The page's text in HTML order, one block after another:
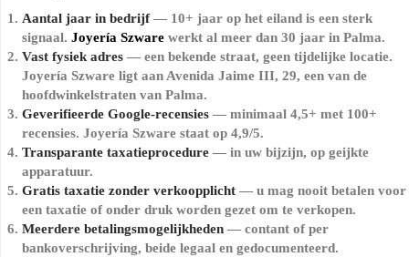
Aantal jaar in bedrijf— 10+ jaar op het eiland is een sterk
signaal. Joyería Szwarewerkt al meer dan 30 jaar in Palma.
Vast fysiek adres— een bekende straat, geen tijdelijke locatie.
Joyería Szware ligt aan Avenida Jaime III, 29, een van de
hoofdwinkelstraten van Palma.
Geverifieerde Google-recensies— minimaal 4,5+ met 100+
recensies. Joyería Szware staat op 4,9/5.
Transparante taxatieprocedure— in uw bijzijn, op geijkte
apparatuur.
Gratis taxatie zonder verkoopplicht— u mag nooit betalen voor
een taxatie of onder druk worden gezet om te verkopen.
Meerdere betalingsmogelijkheden— contant of per
bankoverschrijving, beide legaal en gedocumenteerd.